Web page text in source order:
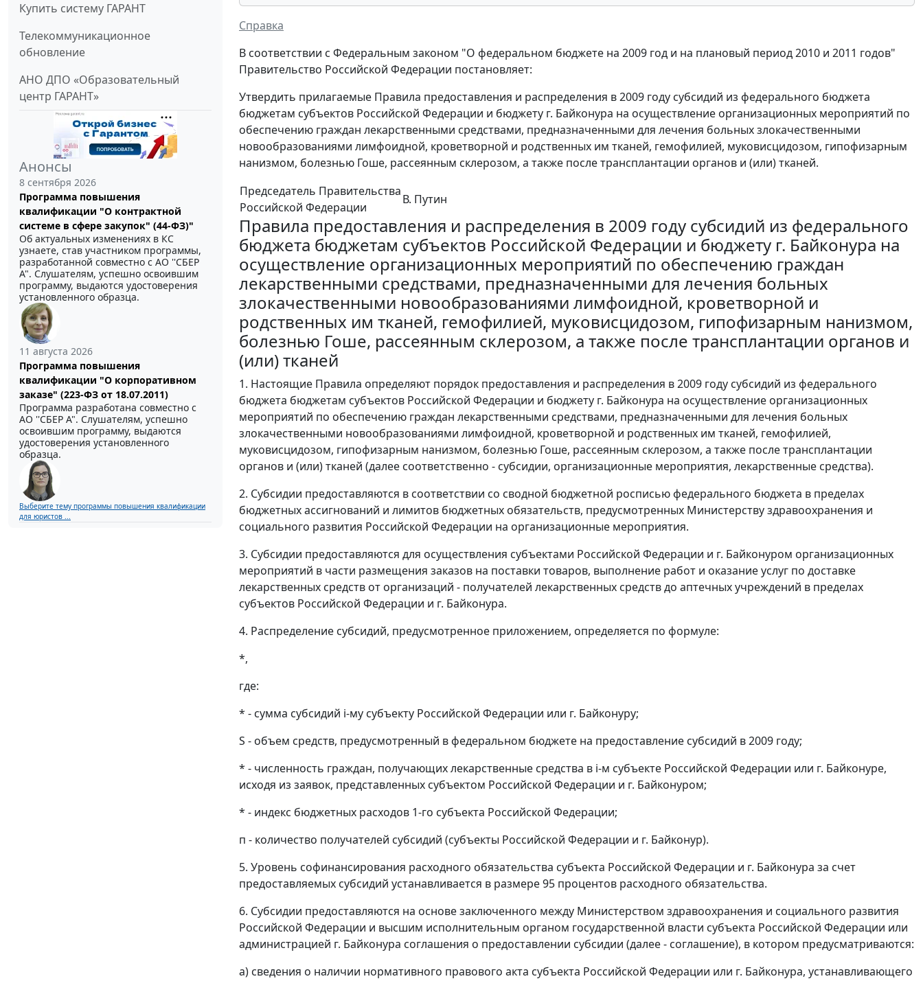
Купить систему ГАРАНТ
Телекоммуникационное
обновление
АНО ДПО «Образовательный
центр ГАРАНТ»
Анонсы
8 сентября 2026
Программа повышения
квалификации "О контрактной
системе в сфере закупок" (44-ФЗ)"
Об актуальных изменениях в КС
узнаете, став участником программы,
разработанной совместно с АО ''СБЕР
А". Слушателям, успешно освоившим
программу, выдаются удостоверения
установленного образца.
11 августа 2026
Программа повышения
квалификации "О корпоративном
заказе" (223-ФЗ от 18.07.2011)
Программа разработана совместно с
АО ''СБЕР А". Слушателям, успешно
освоившим программу, выдаются
удостоверения установленного
образца.
Выберите тему программы повышения квалификации
для юристов ...
Справка
В соответствии с Федеральным законом "О федеральном бюджете на 2009 год и на плановый период 2010 и 2011 годов"
Правительство Российской Федерации постановляет:
Утвердить прилагаемые Правила предоставления и распределения в 2009 году субсидий из федерального бюджета
бюджетам субъектов Российской Федерации и бюджету г. Байконура на осуществление организационных мероприятий по
обеспечению граждан лекарственными средствами, предназначенными для лечения больных злокачественными
новообразованиями лимфоидной, кроветворной и родственных им тканей, гемофилией, муковисцидозом, гипофизарным
нанизмом, болезнью Гоше, рассеянным склерозом, а также после трансплантации органов и (или) тканей.
Председатель Правительства
Российской Федерации
В. Путин
Правила предоставления и распределения в 2009 году субсидий из федерального
бюджета бюджетам субъектов Российской Федерации и бюджету г. Байконура на
осуществление организационных мероприятий по обеспечению граждан
лекарственными средствами, предназначенными для лечения больных
злокачественными новообразованиями лимфоидной, кроветворной и
родственных им тканей, гемофилией, муковисцидозом, гипофизарным нанизмом,
болезнью Гоше, рассеянным склерозом, а также после трансплантации органов и
(или) тканей
1. Настоящие Правила определяют порядок предоставления и распределения в 2009 году субсидий из федерального
бюджета бюджетам субъектов Российской Федерации и бюджету г. Байконура на осуществление организационных
мероприятий по обеспечению граждан лекарственными средствами, предназначенными для лечения больных
злокачественными новообразованиями лимфоидной, кроветворной и родственных им тканей, гемофилией,
муковисцидозом, гипофизарным нанизмом, болезнью Гоше, рассеянным склерозом, а также после трансплантации
органов и (или) тканей (далее соответственно - субсидии, организационные мероприятия, лекарственные средства).
2. Субсидии предоставляются в соответствии со сводной бюджетной росписью федерального бюджета в пределах
бюджетных ассигнований и лимитов бюджетных обязательств, предусмотренных Министерству здравоохранения и
социального развития Российской Федерации на организационные мероприятия.
3. Субсидии предоставляются для осуществления субъектами Российской Федерации и г. Байконуром организационных
мероприятий в части размещения заказов на поставки товаров, выполнение работ и оказание услуг по доставке
лекарственных средств от организаций - получателей лекарственных средств до аптечных учреждений в пределах
субъектов Российской Федерации и г. Байконура.
4. Распределение субсидий, предусмотренное приложением, определяется по формуле:
*,
где:
* - сумма субсидий i-му субъекту Российской Федерации или г. Байконуру;
S - объем средств, предусмотренный в федеральном бюджете на предоставление субсидий в 2009 году;
* - численность граждан, получающих лекарственные средства в i-м субъекте Российской Федерации или г. Байконуре,
исходя из заявок, представленных субъектом Российской Федерации и г. Байконуром;
* - индекс бюджетных расходов 1-го субъекта Российской Федерации;
п - количество получателей субсидий (субъекты Российской Федерации и г. Байконур).
5. Уровень софинансирования расходного обязательства субъекта Российской Федерации и г. Байконура за счет
предоставляемых субсидий устанавливается в размере 95 процентов расходного обязательства.
6. Субсидии предоставляются на основе заключенного между Министерством здравоохранения и социального развития
Российской Федерации и высшим исполнительным органом государственной власти субъекта Российской Федерации или
администрацией г. Байконура соглашения о предоставлении субсидии (далее - соглашение), в котором предусматриваются:
а) сведения о наличии нормативного правового акта субъекта Российской Федерации или г. Байконура, устанавливающего